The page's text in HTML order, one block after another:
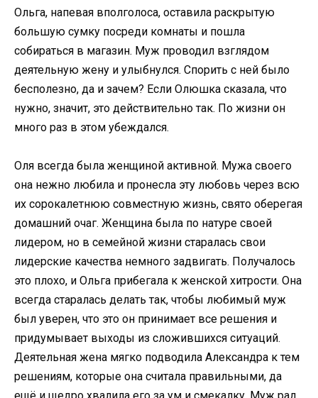
Ольга, напевая вполголоса, оставила раскрытую
большую сумку посреди комнаты и пошла
собираться в магазин. Муж проводил взглядом
деятельную жену и улыбнулся. Спорить с ней было
бесполезно, да и зачем? Если Олюшка сказала, что
нужно, значит, это действительно так. По жизни он
много раз в этом убеждался.
Оля всегда была женщиной активной. Мужа своего
она нежно любила и пронесла эту любовь через всю
их сорокалетнюю совместную жизнь, свято оберегая
домашний очаг. Женщина была по натуре своей
лидером, но в семейной жизни старалась свои
лидерские качества немного задвигать. Получалось
это плохо, и Ольга прибегала к женской хитрости. Она
всегда старалась делать так, чтобы любимый муж
был уверен, что это он принимает все решения и
придумывает выходы из сложившихся ситуаций.
Деятельная жена мягко подводила Александра к тем
решениям, которые она считала правильными, да